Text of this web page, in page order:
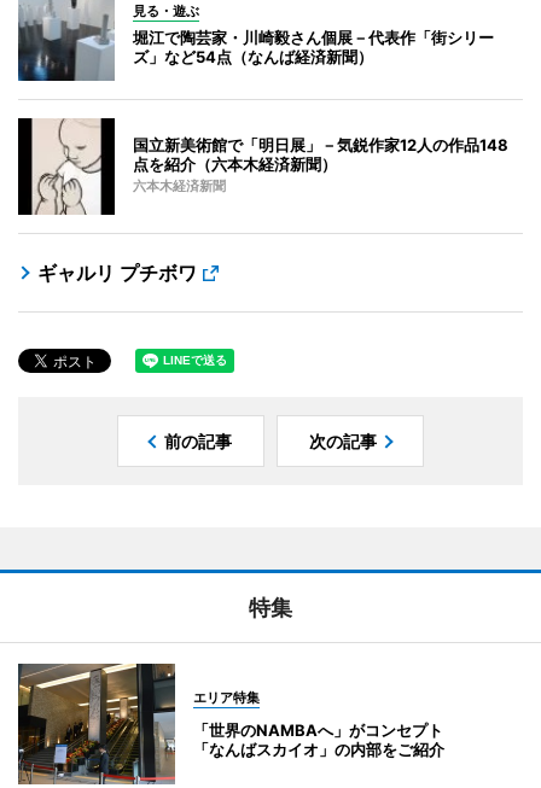
見る・遊ぶ
堀江で陶芸家・川崎毅さん個展－代表作「街シリー
ズ」など54点（なんば経済新聞）
国立新美術館で「明日展」－気鋭作家12人の作品148
点を紹介（六本木経済新聞）
六本木経済新聞
ギャルリ プチボワ
前の記事 次の記事
特集
エリア特集
「世界のNAMBAへ」がコンセプト
「なんばスカイオ」の内部をご紹介